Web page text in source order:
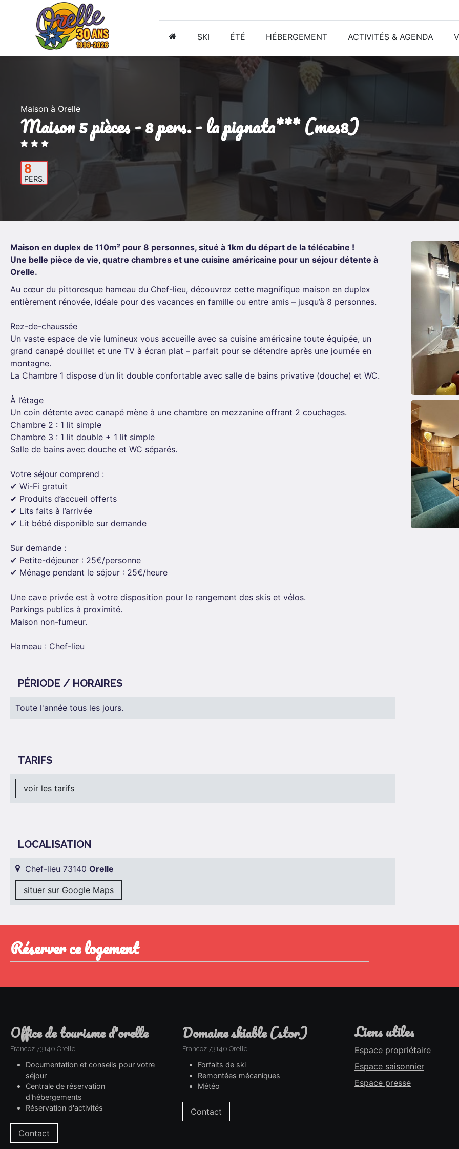
SKI ÉTÉ HÉBERGEMENT ACTIVITÉS & AGENDA
Maison à Orelle
maison 5 pièces - 8 pers. - la pignata*** (mes8)
8
PERS.
Maison en duplex de 110m² pour 8 personnes, situé à 1km du départ de la télécabine !
Une belle pièce de vie, quatre chambres et une cuisine américaine pour un séjour détente à
Orelle.
Au cœur du pittoresque hameau du Chef-lieu, découvrez cette magnifique maison en duplex
entièrement rénovée, idéale pour des vacances en famille ou entre amis – jusqu’à 8 personnes.
Rez-de-chaussée
Un vaste espace de vie lumineux vous accueille avec sa cuisine américaine toute équipée, un
grand canapé douillet et une TV à écran plat – parfait pour se détendre après une journée en
montagne.
La Chambre 1 dispose d’un lit double confortable avec salle de bains privative (douche) et WC.
À l’étage
Un coin détente avec canapé mène à une chambre en mezzanine offrant 2 couchages.
Chambre 2 : 1 lit simple
Chambre 3 : 1 lit double + 1 lit simple
Salle de bains avec douche et WC séparés.
Votre séjour comprend :
✔ Wi-Fi gratuit
✔ Produits d’accueil offerts
✔ Lits faits à l’arrivée
✔ Lit bébé disponible sur demande
Sur demande :
✔ Petite-déjeuner : 25€/personne
✔ Ménage pendant le séjour : 25€/heure
Une cave privée est à votre disposition pour le rangement des skis et vélos.
Parkings publics à proximité.
Maison non-fumeur.
Hameau : Chef-lieu
PÉRIODE / HORAIRES
Toute l'année tous les jours.
TARIFS
voir les tarifs
LOCALISATION
Chef-lieu 73140 Orelle
situer sur Google Maps
réserver ce logement
office de tourisme d'orelle
Francoz 73140 Orelle
Documentation et conseils pour votre
séjour
Centrale de réservation
d'hébergements
Réservation d'activités
Contact
domaine skiable (stor)
Francoz 73140 Orelle
Forfaits de ski
Remontées mécaniques
Météo
Contact
liens utiles
Espace propriétaire
Espace saisonnier
Espace presse